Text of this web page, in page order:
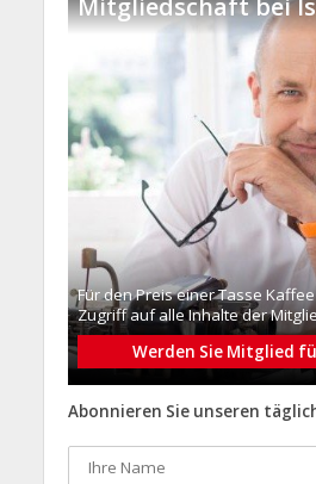
Mitgliedschaft bei
Für den Preis einer Tasse
Zugriff auf alle Inhalte der
Werden Sie Mitglied
Abonnieren Sie unseren